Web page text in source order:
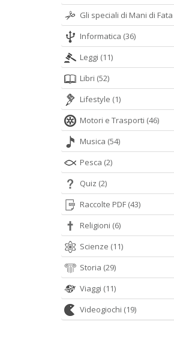
Gli speciali di Mani di Fata
Informatica (36)
Leggi (11)
Libri (52)
Lifestyle (1)
Motori e Trasporti (46)
Musica (54)
Pesca (2)
Quiz (2)
Raccolte PDF (43)
Religioni (6)
Scienze (11)
Storia (29)
Viaggi (11)
Videogiochi (19)